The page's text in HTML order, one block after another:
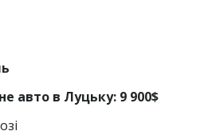
авто в Луцьку: 9 900$